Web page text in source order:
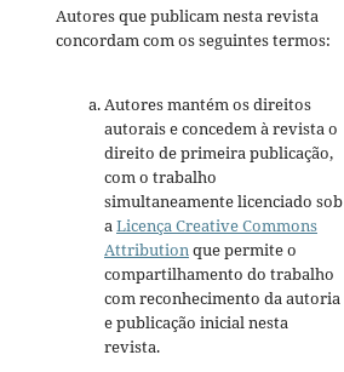
Autores que publicam nesta revista
concordam com os seguintes termos:
Autores mantém os direitos
autorais e concedem à revista o
direito de primeira publicação,
com o trabalho
simultaneamente licenciado sob
aLicença Creative Commons
Attributionque permite o
compartilhamento do trabalho
com reconhecimento da autoria
e publicação inicial nesta
revista.